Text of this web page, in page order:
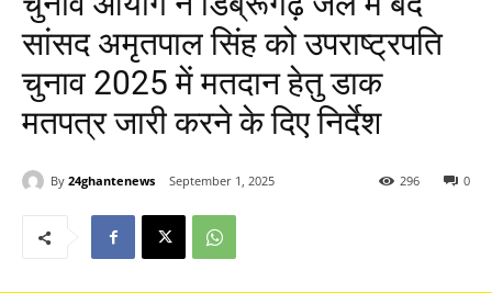
सांसद अमृतपाल सिंह को उपराष्ट्रपति
चुनाव 2025 में मतदान हेतु डाक
मतपत्र जारी करने के दिए निर्देश
By 24ghantenews September 1, 2025 0
296